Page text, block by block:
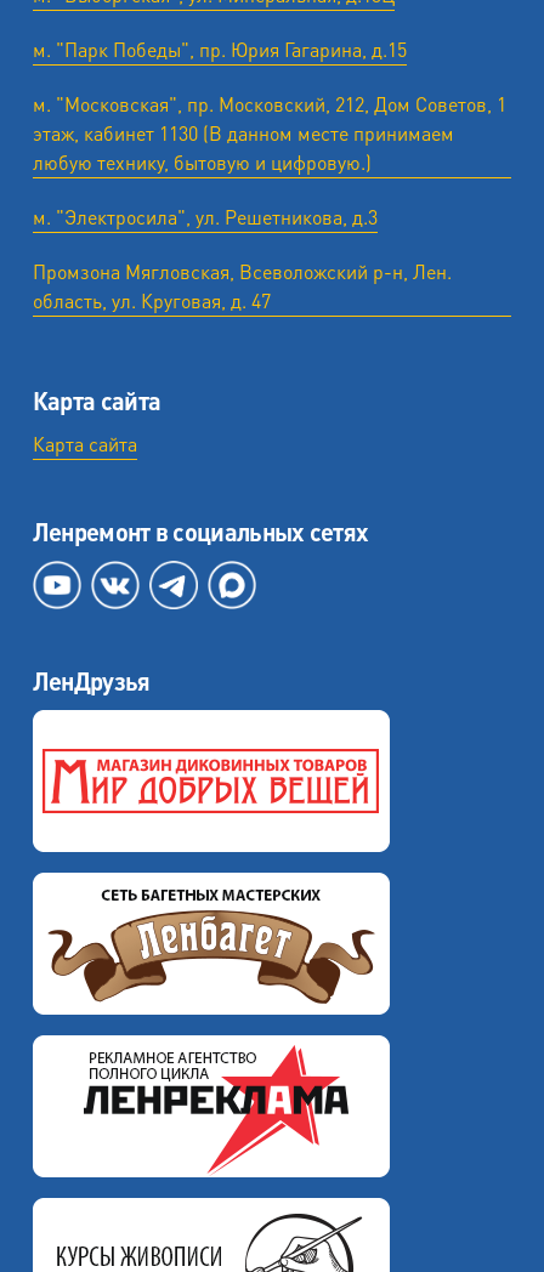
м. "Парк Победы", пр. Юрия Гагарина, д.15
м. "Московская", пр. Московский, 212, Дом Советов, 1
этаж, кабинет 1130 (В данном месте принимаем
любую технику, бытовую и цифровую.)
м. "Электросила", ул. Решетникова, д.3
Промзона Мягловская, Всеволожский р-н, Лен.
область, ул. ​Круговая, д. 47
Карта сайта
Карта сайта
Ленремонт в социальных сетях
ЛенДрузья